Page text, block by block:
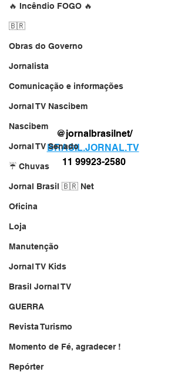
🔥 Incêndio FOGO 🔥
🇧🇷
Obras do Governo
Jornalista
Comunicação e informações
Jornal TV Nascibem
Nascibem
Jornal TV Senado
☔ Chuvas
Jornal Brasil 🇧🇷 Net
Oficina
Loja
Manutenção
Jornal TV Kids
Brasil Jornal TV
GUERRA
Revista Turismo
Momento de Fé, agradecer !
Repórter
@jornalbrasilnet/
BRASIL.JORNAL.TV
11 99923-2580